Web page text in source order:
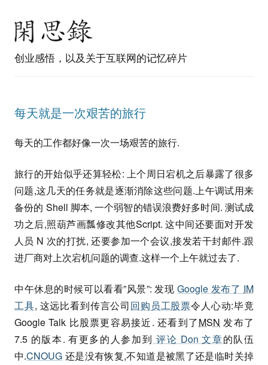
创业感悟，以及关于互联网的记忆碎片
每天就是一次艰苦的旅行
每天的工作都好像一次一场艰苦的旅行.
旅行的开始似乎还算轻松: 上个周日宕机之后暴露了很多
问题,这几天的任务就是逐渐消除这些问题.上午调试用来
备份的 Shell 脚本, 一个弱智的错误浪费好多时间. 测试成
功之后,照葫芦画瓢修改其他Script. 这中间还要面对开发
人员 N 次的打扰, 还要参加一个会议,接发若干封邮件.跟
进厂商对上次宕机问题的调查.这样一个上午就过去了.
中午休息的时候可以看看”风景”: 发现Google 发布了 IM
工具, 这远比看到传言公司回购员工股票令人心动:毕竟
Google Talk 比股票更容易接近. 还看到了MSN 发布了
7.5 的版本. 有更多的人参加到 评论 Don 文章的队伍
中.CNOUG 还是没有恢复,不知道是被黑了还是临时关掉